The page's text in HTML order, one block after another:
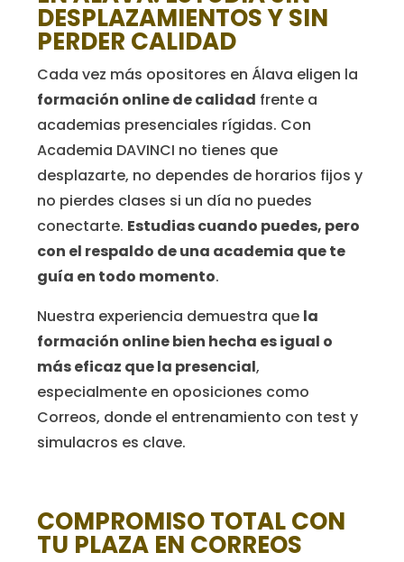
DESPLAZAMIENTOS Y SIN
PERDER CALIDAD
Cada vez más opositores en Álava eligen la
formación online de calidad frente a
academias presenciales rígidas. Con
Academia DAVINCI no tienes que
desplazarte, no dependes de horarios fijos y
no pierdes clases si un día no puedes
conectarte. Estudias cuando puedes, pero
con el respaldo de una academia que te
guía en todo momento.
Nuestra experiencia demuestra que la
formación online bien hecha es igual o
más eficaz que la presencial,
especialmente en oposiciones como
Correos, donde el entrenamiento con test y
simulacros es clave.
COMPROMISO TOTAL CON
TU PLAZA EN CORREOS